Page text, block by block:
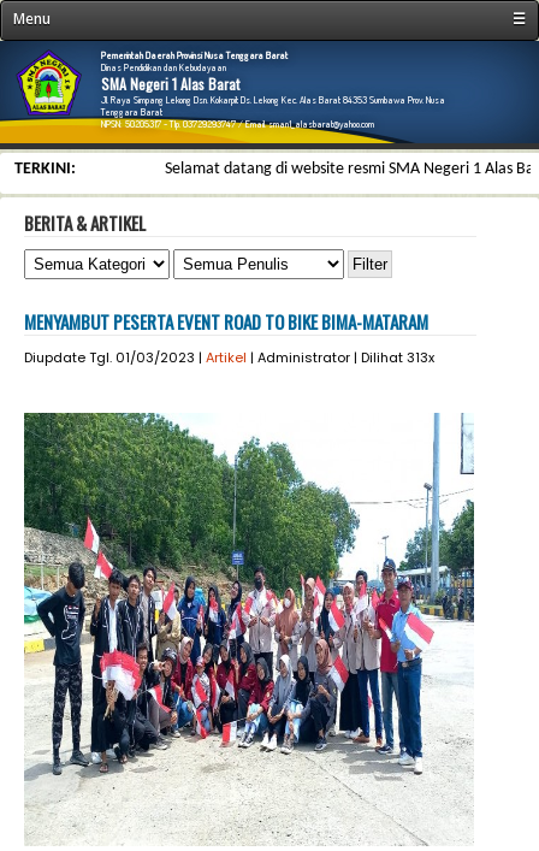
Menu
☰
Home
Profil
PTK
Pendidikan
Ekstrakurikuler
Galeri & File
Kesiswaan
Link
Kontak
E-Learning
Pemerintah Daerah Provinsi Nusa Tenggara Barat
Dinas Pendidikan dan Kebudayaan
SMA Negeri 1 Alas Barat
Jl. Raya Simpang Lekong Dsn. Kokarpit Ds. Lekong Kec. Alas Barat 84353 Sumbawa Prov. Nusa
Tenggara Barat
NPSN: 50205317 - Tlp. 03729293747 / Email. sman1_alasbarat@yahoo.com
TERKINI: Selamat datang di website resmi SMA Negeri 1 Alas
BERITA & ARTIKEL
MENYAMBUT PESERTA EVENT ROAD TO BIKE BIMA-MATARAM
Diupdate Tgl. 01/03/2023 | Artikel | Administrator | Dilihat 313x